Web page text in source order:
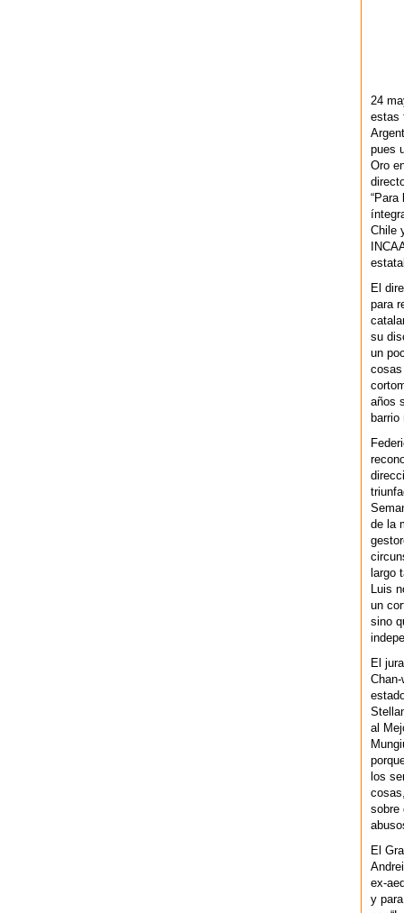
24
estas
pues
Oro
“Para
Chile
El
para
su
un
cosas
años
de la
largo
Luis
un
sino
El
al
los
sobre
El
ex-
y